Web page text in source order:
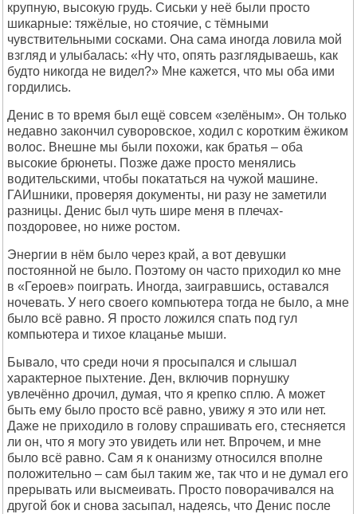
крупную, высокую грудь. Сиськи у неё были просто
шикарные: тяжёлые, но стоячие, с тёмными
чувствительными сосками. Она сама иногда ловила мой
взгляд и улыбалась: «Ну что, опять разглядываешь, как
будто никогда не видел?» Мне кажется, что мы оба ими
гордились.
Денис в то время был ещё совсем «зелёным». Он только
недавно закончил суворовское, ходил с коротким ёжиком
волос. Внешне мы были похожи, как братья – оба
высокие брюнеты. Позже даже просто менялись
водительскими, чтобы покататься на чужой машине.
ГАИшники, проверяя документы, ни разу не заметили
разницы. Денис был чуть шире меня в плечах-
поздоровее, но ниже ростом.
Энергии в нём было через край, а вот девушки
постоянной не было. Поэтому он часто приходил ко мне
в «Героев» поиграть. Иногда, заигравшись, оставался
ночевать. У него своего компьютера тогда не было, а мне
было всё равно. Я просто ложился спать под гул
компьютера и тихое клацанье мыши.
Бывало, что среди ночи я просыпался и слышал
характерное пыхтение. Ден, включив порнушку
увлечённо дрочил, думая, что я крепко сплю. А может
быть ему было просто всё равно, увижу я это или нет.
Даже не приходило в голову спрашивать его, стесняется
ли он, что я могу это увидеть или нет. Впрочем, и мне
было всё равно. Сам я к онанизму относился вполне
положительно – сам был таким же, так что и не думал его
прерывать или высмеивать. Просто поворачивался на
другой бок и снова засыпал, надеясь, что Денис после